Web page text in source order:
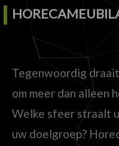
Tegenwoordig
om meer dan alleen
Welke sfeer straalt
uw doelgroep?